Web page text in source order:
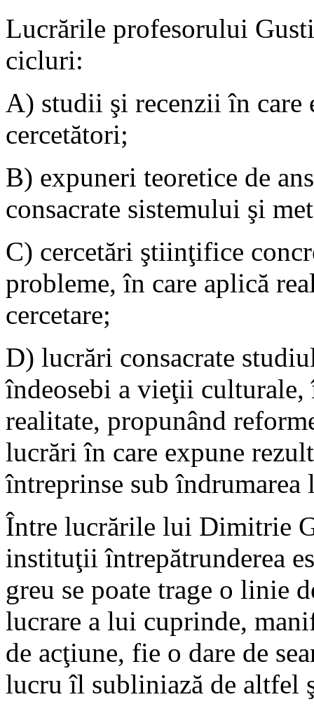
Lucrările profesorului
cicluri:
A) studii şi recenzii în care
cercetători;
B) expuneri teoretice de
consacrate sistemului şi
C) cercetări ştiinţifice
probleme, în care aplică
cercetare;
D) lucrări consacrate
îndeosebi a vieţii culturale,
realitate, propunând
lucrări în care expune
întreprinse sub îndrumarea
Între lucrările lui Dimitrie
instituţii întrepătrunderea
greu se poate trage o linie
lucrare a lui cuprinde,
de acţiune, fie o dare de
lucru îl subliniază de altfel